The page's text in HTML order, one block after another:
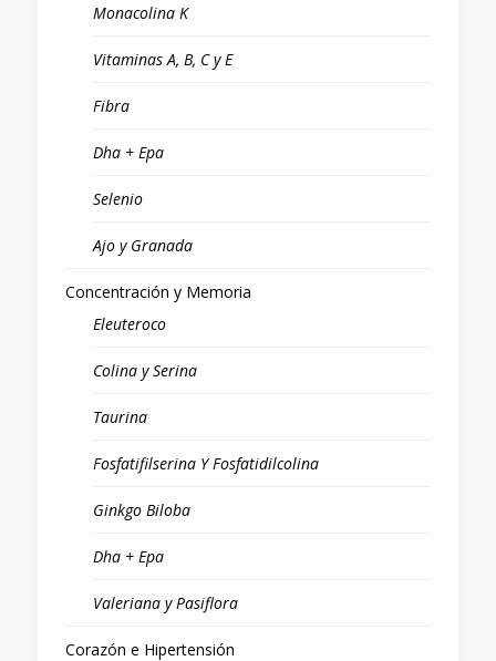
Monacolina K
Vitaminas A, B, C y E
Fibra
Dha + Epa
Selenio
Ajo y Granada
Concentración y Memoria
Eleuteroco
Colina y Serina
Taurina
Fosfatifilserina Y Fosfatidilcolina
Ginkgo Biloba
Dha + Epa
Valeriana y Pasiflora
Corazón e Hipertensión